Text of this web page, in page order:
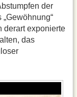
der
derart exponierte
das